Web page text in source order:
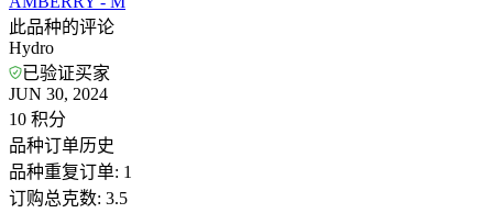
此品种的评论
Hydro
已验证买家
JUN 30, 2024
10 积分
品种订单历史
品种重复订单: 1
订购总克数: 3.5